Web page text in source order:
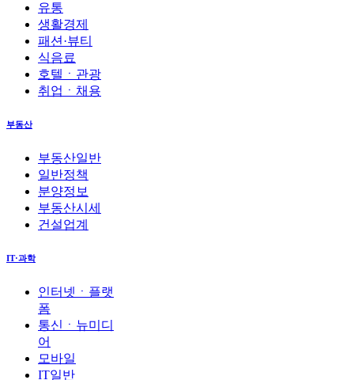
유통
생활경제
패션·뷰티
식음료
호텔ㆍ관광
취업ㆍ채용
부동산
부동산일반
일반정책
분양정보
부동산시세
건설업계
IT·과학
인터넷ㆍ플랫
폼
통신ㆍ뉴미디
어
모바일
IT일반